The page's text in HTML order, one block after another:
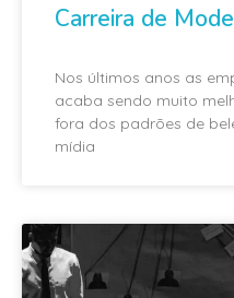
Carreira de
Nos últimos anos as
acaba sendo muito
fora dos padrões de
mídia